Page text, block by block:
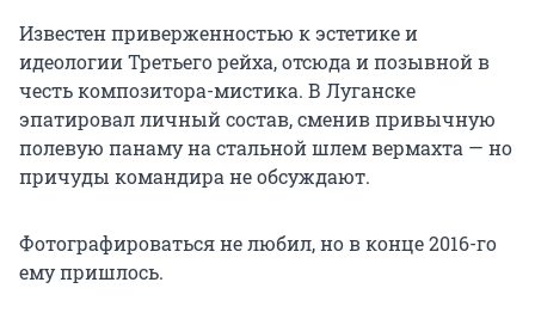
Известен приверженностью к эстетике и
идеологии Третьего рейха, отсюда и позывной в
честь композитора-мистика. В Луганске
эпатировал личный состав, сменив привычную
полевую панаму на стальной шлем вермахта — но
причуды командира не обсуждают.
Фотографироваться не любил, но в конце 2016-го
ему пришлось.